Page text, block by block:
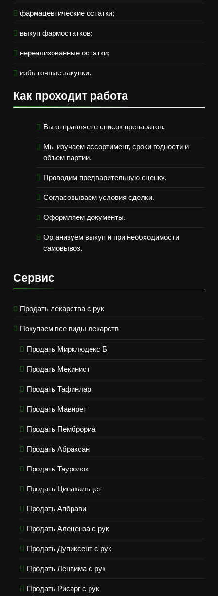
фармацевтические остатки;
выкуп фармостатков;
нереализованные остатки;
избыточные закупки.
Как проходит работа
Вы отправляете список препаратов.
Мы изучаем ассортимент, сроки годности и
объем партии.
Проводим предварительную оценку.
Согласовываем условия сделки.
Оформляем документы.
Организуем выкуп и при необходимости
самовывоз.
Сервис
Продать лекарства с рук
Покупаем все виды лекарств
Продать Мирклюдекс Б
Продать Мекинист
Продать Тафинлар
Продать Мавирет
Продать Пемброриа
Продать Абраксан
Продать Тауролок
Продать Цинакальцет
Продать Апбрави
Продать Алеценза с рук
Продать Дупиксент с рук
Продать Ленвима с рук
Продать Рисарг с рук